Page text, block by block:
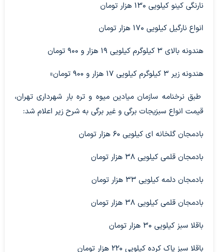
نارنگی کینو کیلویی ۱۳۰ هزار تومان
انواع نارگیل کیلویی ۱۷۰ هزار تومان
هندونه بالای ۳ کیلوگرم کیلویی ۱۹ هزار و ۹۰۰ تومان
هندونه زیر ۳ کیلوگرم کیلویی ۱۷ هزار و ۹۰۰ تومان»
طبق نرخنامه سازمان میادین میوه و تره بار شهرداری تهران،
قیمت انواع سبزیجات برگی و غیر برگی به شرح زیر اعلام شد:
بادمجان گلخانه ای کیلویی ۶۰ هزار تومان
بادمجان قلمی کیلویی ۳۸ هزار تومان
بادمجان دلمه کیلویی ۳۳ هزار تومان
بادمجان قلمی کیلویی ۳۸ هزار تومان
باقلا سبز کیلویی ۳۰ هزار تومان
باقلا سبز پاک کرده کیلویی ۲۲۰ هزار تومان